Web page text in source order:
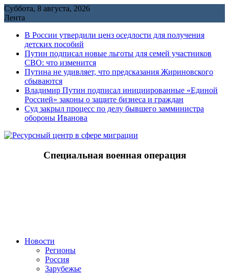
Перейти
к
Суббота, 8 августа, 2026
Лента
В России утвердили ценз оседлости для получения
детских пособий
Путин подписал новые льготы для семей участников
СВО: что изменится
Путина не удивляет, что предсказания Жириновского
сбываются
Владимир Путин подписал инициированные «Единой
Россией» законы о защите бизнеса и граждан
Cуд закрыл процесс по делу бывшего замминистра
обороны Иванова
Специальная военная операция
Новости
Регионы
Россия
Зарубежье